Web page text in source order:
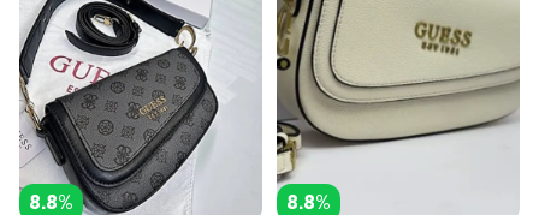
8.8% 8.8%